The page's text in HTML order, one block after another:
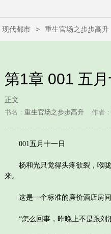
现代都市 > 重生官场之步步高升
第1章 001 五月
正文
书名： 重生官场之步步高升 作者：
001五月十一日
杨和光只觉得头疼欲裂，喉咙
来。
这是一个标准的廉价酒店房间
“怎么回事，昨晚上不是跟刘